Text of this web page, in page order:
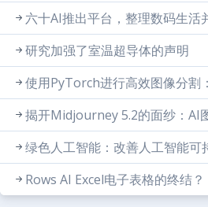
六十AI推出平台，整理数码生活
研究加强了室温超导体的声明
使用PyTorch进行高效图像分割
揭开Midjourney 5.2的面纱：AI
绿色人工智能：改善人工智能可
Rows AI Excel电子表格的终结？